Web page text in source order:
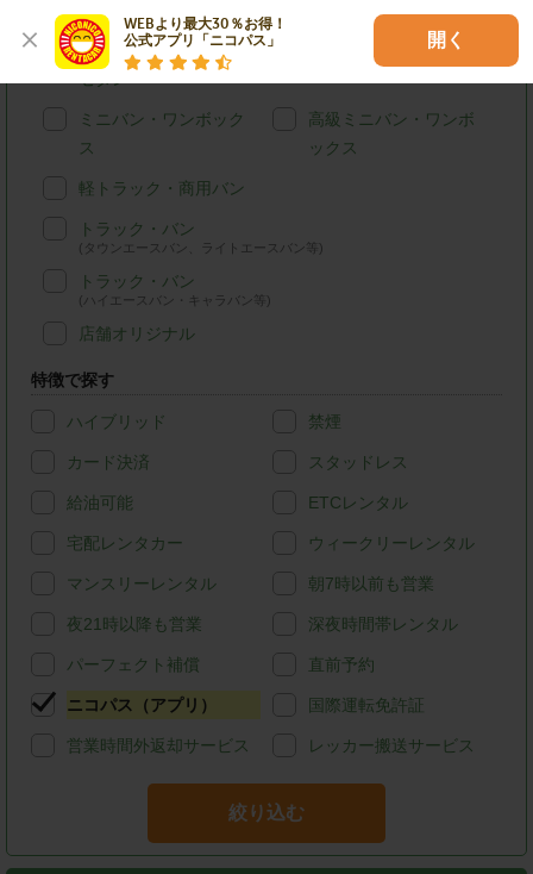
WEBより最大30％お得！
公式アプリ「ニコパス」
開く
ステーションワゴン・
ミニバン・ワンボック
ス
高級ミニバン・ワンボ
ックス
軽トラック・商用バン
トラック・バン
(タウンエースバン、ライトエースバン等)
トラック・バン
(ハイエースバン・キャラバン等)
店舗オリジナル
特徴で探す
ハイブリッド 禁煙
カード決済 スタッドレス
給油可能 ETCレンタル
宅配レンタカー ウィークリーレンタル
マンスリーレンタル 朝7時以前も営業
夜21時以降も営業 深夜時間帯レンタル
パーフェクト補償 直前予約
ニコパス（アプリ） 国際運転免許証
営業時間外返却サービス レッカー搬送サービス
絞り込む